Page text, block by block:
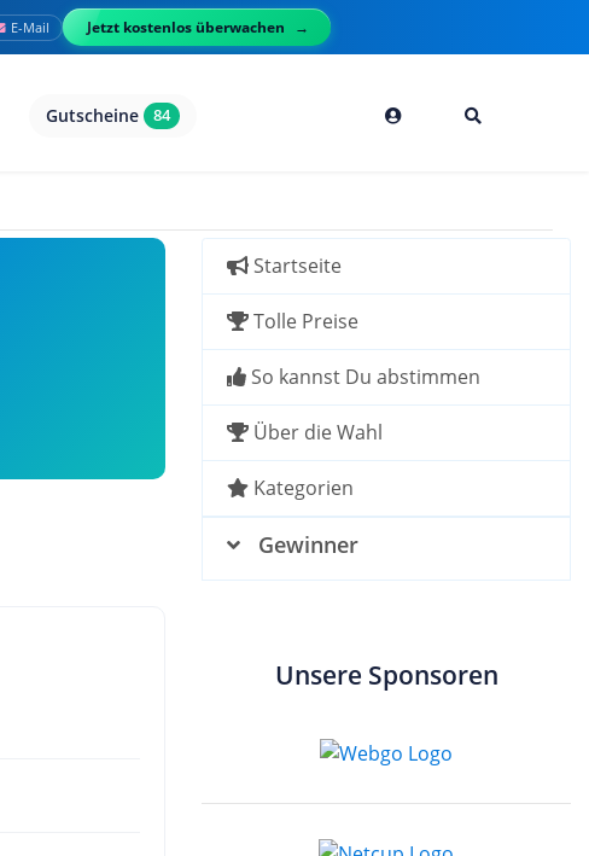
E-Mail Jetzt kostenlos überwachen
Gutscheine 84
Startseite
Tolle Preise
So kannst Du abstimmen
Über die Wahl
Kategorien
Gewinner
Unsere Sponsoren